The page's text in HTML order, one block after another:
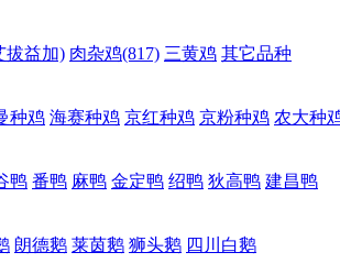
拔益加) 肉杂鸡(817) 三黄鸡 其它品种
种鸡 海赛种鸡 京红种鸡 京粉种鸡 农大种
鸭 番鸭 麻鸭 金定鸭 绍鸭 狄高鸭 建昌鸭
朗德鹅 莱茵鹅 狮头鹅 四川白鹅